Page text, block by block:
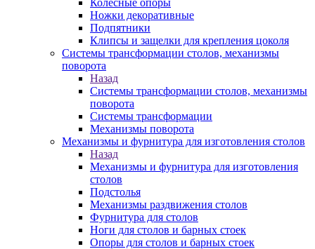
Колесные опоры
Ножки декоративные
Подпятники
Клипсы и защелки для крепления цоколя
Системы трансформации столов, механизмы
поворота
Назад
Системы трансформации столов, механизмы
поворота
Системы трансформации
Механизмы поворота
Механизмы и фурнитура для изготовления столов
Назад
Механизмы и фурнитура для изготовления
столов
Подстолья
Механизмы раздвижения столов
Фурнитура для столов
Ноги для столов и барных стоек
Опоры для столов и барных стоек